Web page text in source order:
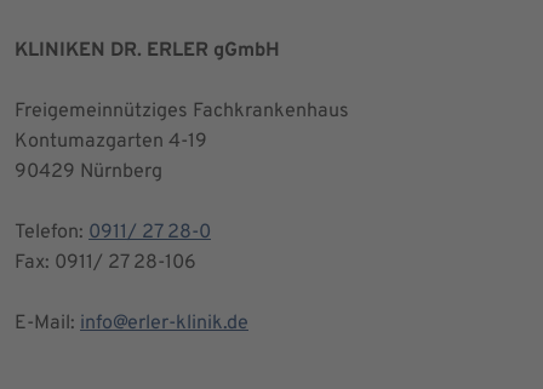
KLINIKEN DR. ERLER gGmbH
Freigemeinnütziges Fachkrankenhaus
Kontumazgarten 4-19
90429 Nürnberg
Telefon: 0911/ 27 28-0
Fax: 0911/ 27 28-106
E-Mail: info@erler-klinik.de